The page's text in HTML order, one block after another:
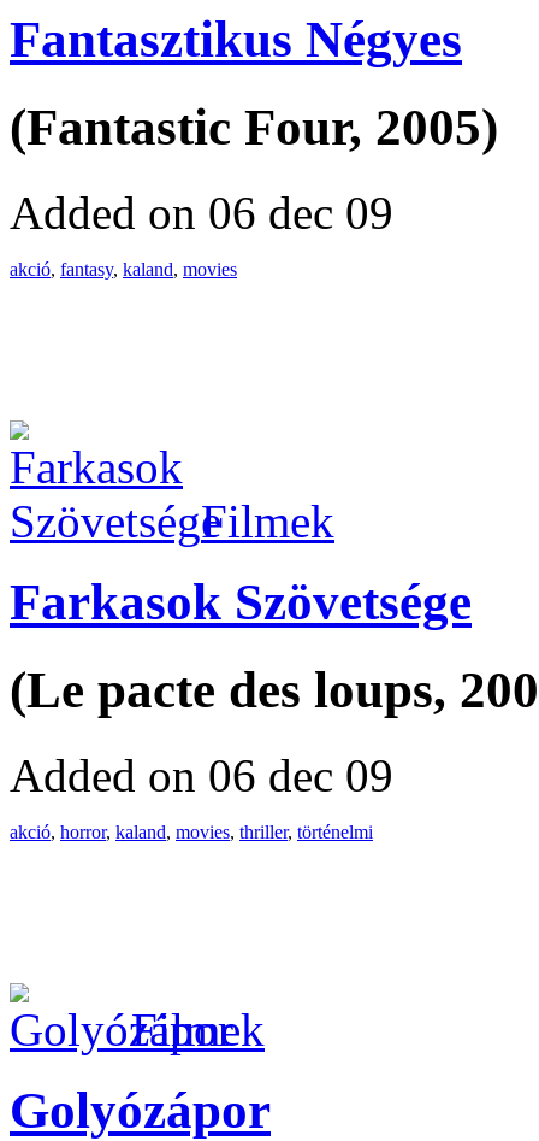
Fantasztikus Négyes
(Fantastic Four, 2005)
Added on 06 dec 09
akció, fantasy, kaland, movies
Filmek
Farkasok Szövetsége
(Le pacte des loups,
Added on 06 dec 09
akció, horror, kaland, movies, thriller, történelmi
Filmek
Golyózápor